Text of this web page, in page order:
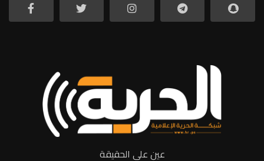
عين على الحقيقة